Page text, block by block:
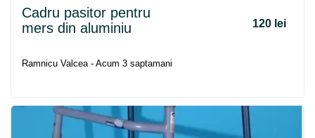
Cadru pasitor pentru
mers din aluminiu 120 lei
Ramnicu Valcea - Acum 3 saptamani